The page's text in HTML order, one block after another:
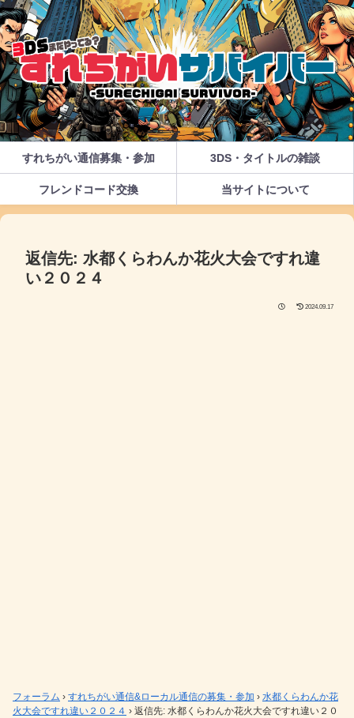
すれちがい通信募集・参加 3DS・タイトルの雑談
フレンドコード交換 当サイトについて
返信先: 水都くらわんか花火大会ですれ違
い２０２４
2024.09.17
フォーラム › すれちがい通信&ローカル通信の募集・参加 › 水都くらわんか花
火大会ですれ違い２０２４ › 返信先: 水都くらわんか花火大会ですれ違い２０